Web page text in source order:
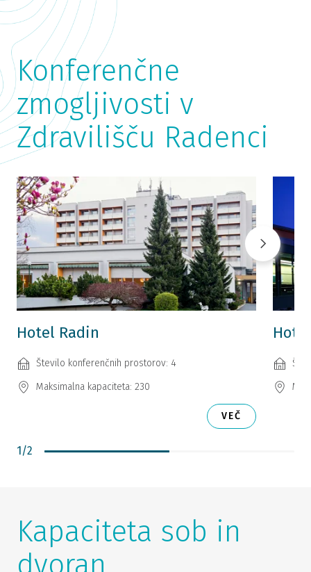
Konferenčne
zmogljivosti v
Zdravilišču Radenci
Hotel Radin
Število konferenčnih prostorov: 4
Maksimalna kapaciteta: 230
VEČ
1 /2
Kapaciteta sob in